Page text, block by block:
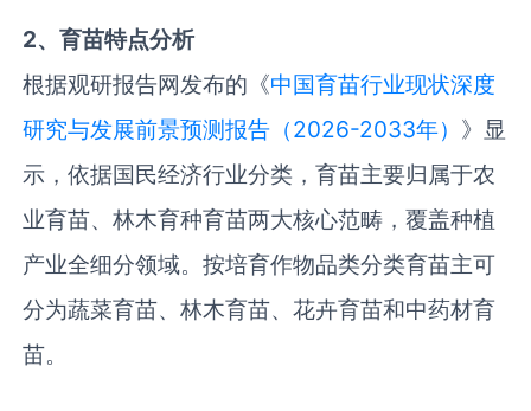
2、育苗特点分析
根据观研报告网发布的《中国育苗行业现状深度
研究与发展前景预测报告（2026-2033年） 》显
示，依据国民经济行业分类，育苗主要归属于农
业育苗、林木育种育苗两大核心范畴，覆盖种植
产业全细分领域。按培育作物品类分类育苗主可
分为蔬菜育苗、林木育苗、花卉育苗和中药材育
苗。